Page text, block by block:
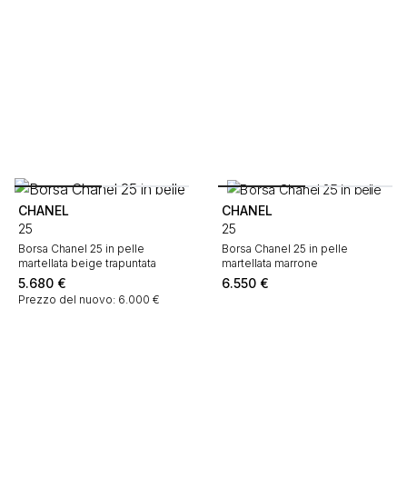
CHANEL
25
Borsa Chanel 25 in pelle
martellata beige trapuntata
5.680 €
Prezzo del nuovo: 6.000 €
CHANEL
25
Borsa Chanel 25 in pelle
martellata marrone
6.550 €